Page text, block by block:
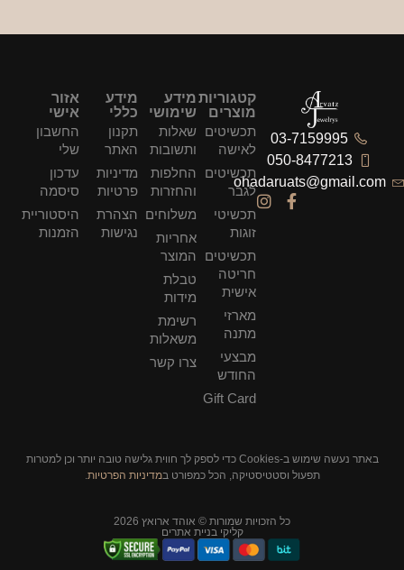
03-7159995
050-8477213
ohadaruats@gmail.com
קטגוריות
מוצרים
תכשיטים
לאישה
תכשיטים
לגבר
תכשיטי
זוגות
תכשיטים
חריטה
אישית
מארזי
מתנה
מבצעי
החודש
Gift Card
מידע
שימושי
שאלות
ותשובות
החלפות
והחזרות
משלוחים
אחריות
המוצר
טבלת
מידות
רשימת
משאלות
צרו קשר
מידע
כללי
תקנון
האתר
מדיניות
פרטיות
הצהרת
נגישות
אזור
אישי
החשבון
שלי
עדכון
סיסמה
היסטוריית
הזמנות
באתר נעשה שימוש ב-Cookies כדי לספק לך חווית גלישה טובה יותר וכן למטרות
תפעול וסטטיסטיקה, הכל כמפורט במדיניות הפרטיות
כל הזכויות שמורות © אוהד ארואץ 2026
קליקי בניית אתרים